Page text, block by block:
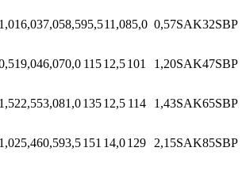
16,037,058,595,511,085,0 0,57SAK32SBP
19,046,070,0 115 12,5101 1,20SAK47SBP
22,553,081,013512,5 114 1,43SAK65SBP
25,460,593,5151 14,0129 2,15SAK85SBP